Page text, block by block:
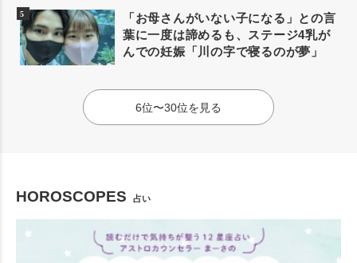
「お母さんがいない子になる」との言
葉に一度は諦めるも、ステージ4乳が
んでの妊娠「川の字で寝るのが夢」
6位〜30位を見る
HOROSCOPES 占い